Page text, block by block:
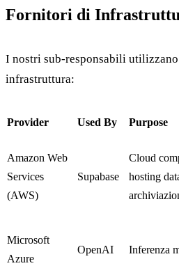
Fornitori di
I nostri sub-responsabili
infrastruttura:
Provider Used By Purpose
Amazon Web
Services
(AWS)
Supabase
Cloud
hosting
Microsoft
Azure
OpenAI Inferenza